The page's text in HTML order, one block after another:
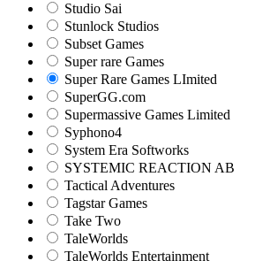
Studio Sai
Stunlock Studios
Subset Games
Super rare Games
Super Rare Games LImited
SuperGG.com
Supermassive Games Limited
Syphono4
System Era Softworks
SYSTEMIC REACTION AB
Tactical Adventures
Tagstar Games
Take Two
TaleWorlds
TaleWorlds Entertainment